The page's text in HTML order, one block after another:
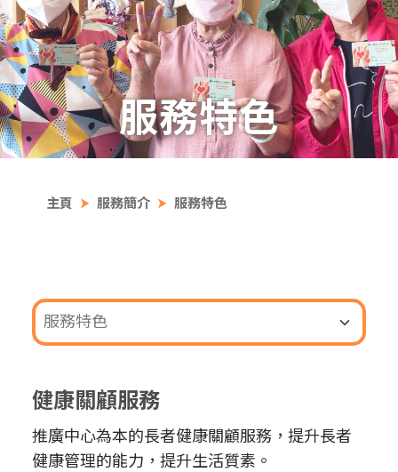
服務特色
主頁 服務簡介 服務特色
健康關顧服務
推廣中心為本的長者健康關顧服務，提升長者
健康管理的能力，提升生活質素。